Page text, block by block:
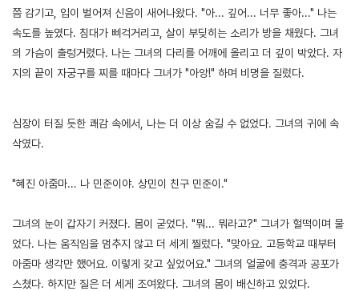
쯤 감기고, 입이 벌어져 신음이 새어나왔다. "아... 깊어... 너무 좋아..." 나는
속도를 높였다. 침대가 삐걱거리고, 살이 부딪히는 소리가 방을 채웠다. 그녀
의 가슴이 출렁거렸다. 나는 그녀의 다리를 어깨에 올리고 더 깊이 박았다. 자
지의 끝이 자궁구를 찌를 때마다 그녀가 "아앙!" 하며 비명을 질렀다.
심장이 터질 듯한 쾌감 속에서, 나는 더 이상 숨길 수 없었다. 그녀의 귀에 속
삭였다.
"혜진 아줌마... 나 민준이야. 상민이 친구 민준이."
그녀의 눈이 갑자기 커졌다. 몸이 굳었다. "뭐... 뭐라고?" 그녀가 헐떡이며 물
었다. 나는 움직임을 멈추지 않고 더 세게 찔렀다. "맞아요. 고등학교 때부터
아줌마 생각만 했어요. 이렇게 갖고 싶었어요." 그녀의 얼굴에 충격과 공포가
스쳤다. 하지만 질은 더 세게 조여왔다. 그녀의 몸이 배신하고 있었다.